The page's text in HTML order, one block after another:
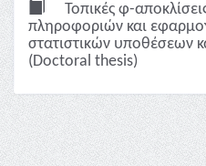
Τοπικές φ-
πληροφοριών και
στατιστικών υποθέσεων
(Doctoral thesis)